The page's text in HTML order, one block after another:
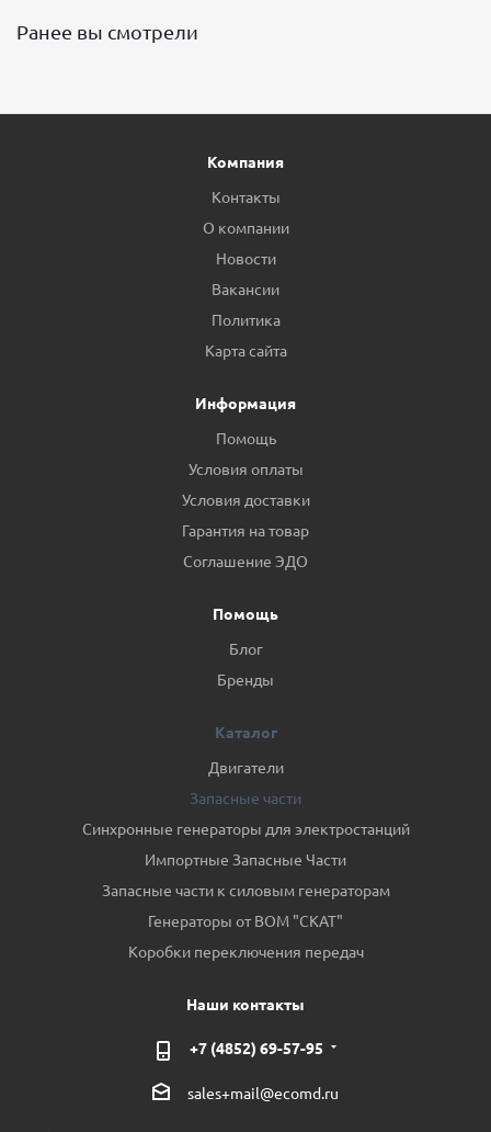
Ранее вы смотрели
Компания
Контакты
О компании
Новости
Вакансии
Политика
Карта сайта
Информация
Помощь
Условия оплаты
Условия доставки
Гарантия на товар
Соглашение ЭДО
Помощь
Блог
Бренды
Каталог
Двигатели
Запасные части
Синхронные генераторы для электростанций
Импортные Запасные Части
Запасные части к силовым генераторам
Генераторы от ВОМ "СКАТ"
Коробки переключения передач
Наши контакты
+7 (4852) 69-57-95
sales+mail@ecomd.ru